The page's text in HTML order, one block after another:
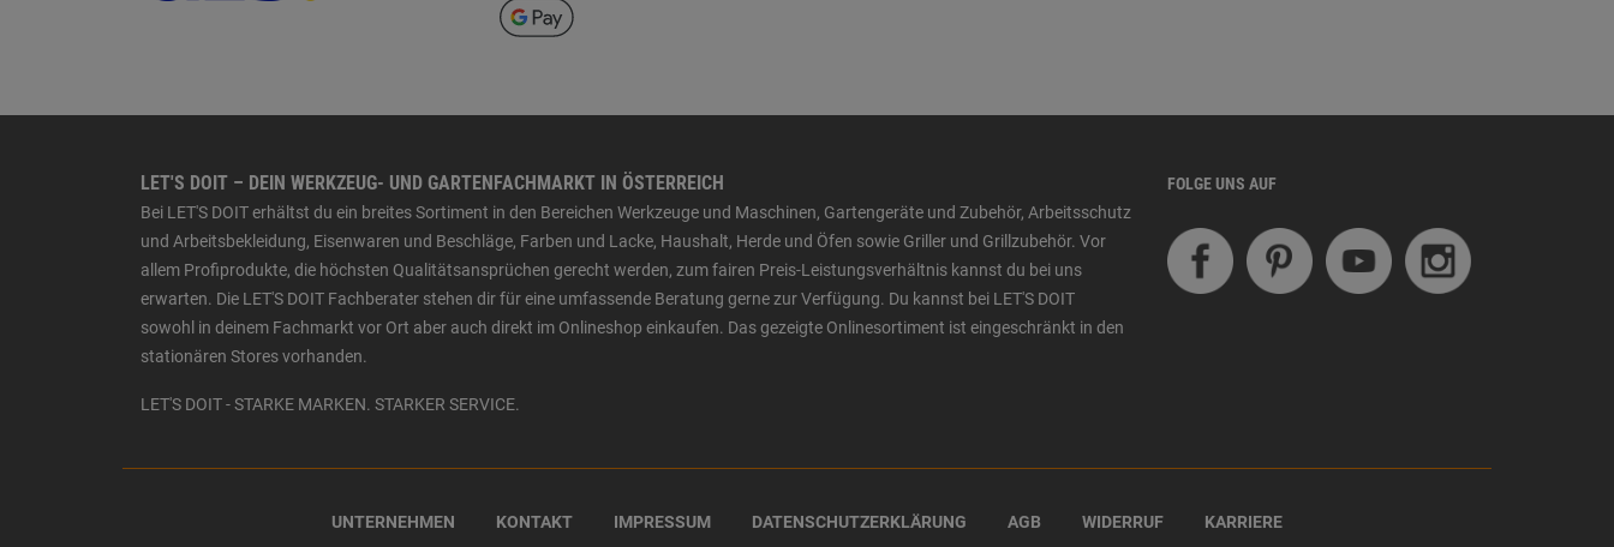
LET'S DOIT – DEIN WERKZEUG- UND GARTENFACHMARKT IN ÖSTERREICH
Bei LET'S DOIT erhältst du ein breites Sortiment in den Bereichen Werkzeuge und Maschinen, Gartengeräte und Zubehör, Arbeitsschutz
und Arbeitsbekleidung, Eisenwaren und Beschläge, Farben und Lacke, Haushalt, Herde und Öfen sowie Griller und Grillzubehör. Vor
allem Profiprodukte, die höchsten Qualitätsansprüchen gerecht werden, zum fairen Preis-Leistungsverhältnis kannst du bei uns
erwarten. Die LET'S DOIT Fachberater stehen dir für eine umfassende Beratung gerne zur Verfügung. Du kannst bei LET'S DOIT
sowohl in deinem Fachmarkt vor Ort aber auch direkt im Onlineshop einkaufen. Das gezeigte Onlinesortiment ist eingeschränkt in den
stationären Stores vorhanden.
LET'S DOIT - STARKE MARKEN. STARKER SERVICE.
FOLGE UNS AUF
UNTERNEHMEN KONTAKT IMPRESSUM DATENSCHUTZERKLÄRUNG AGB WIDERRUF KARRIERE